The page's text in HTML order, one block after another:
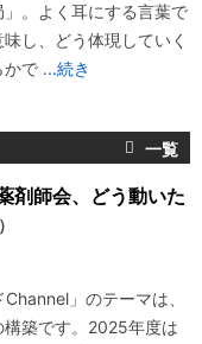
」。よく耳にする言葉で
し、どう体現していく
かで ...続き
剤師会、どう動いた
」のテーマは、
築です。2025年度は